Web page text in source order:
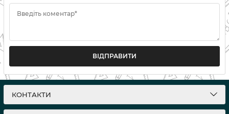
Введіть коментар*
ВІДПРАВИТИ
КОНТАКТИ